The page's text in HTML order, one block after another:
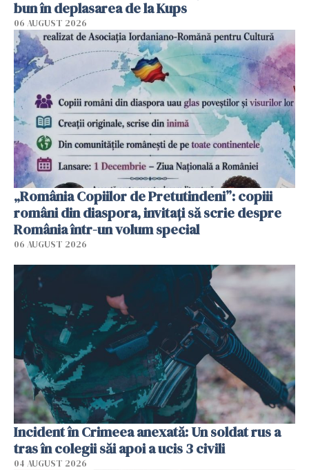
bun în deplasarea de la Kups
06 AUGUST 2026
„România Copiilor de Pretutindeni”: copiii
români din diaspora, invitați să scrie despre
România într-un volum special
06 AUGUST 2026
Incident în Crimeea anexată: Un soldat rus a
tras în colegii săi apoi a ucis 3 civili
04 AUGUST 2026